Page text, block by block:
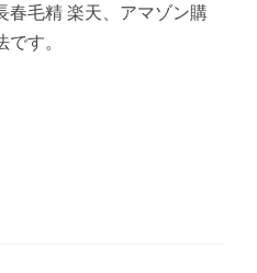
毛精 楽天、アマゾン購
す。